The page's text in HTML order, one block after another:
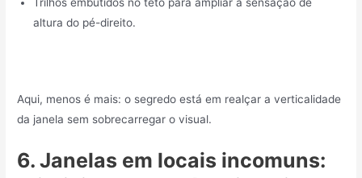
altura do pé-direito.
Aqui, menos é mais: o segredo está em realçar a verticalidade
da janela sem sobrecarregar o visual.
6. Janelas em locais incomuns: